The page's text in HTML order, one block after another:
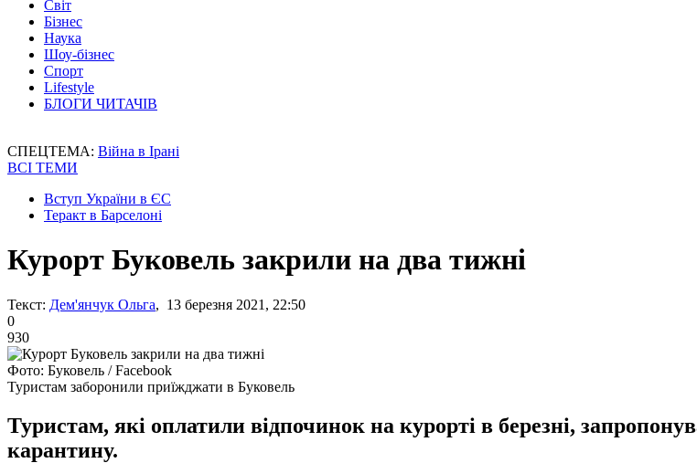
Світ
Бізнес
Наука
Шоу-бізнес
Спорт
Lifestyle
БЛОГИ ЧИТАЧІВ
СПЕЦТЕМА: Війна в Ірані
ВСІ ТЕМИ
Вступ України в ЄС
Теракт в Барселоні
Курорт Буковель закрили на два тижні
Текст: Дем'янчук Ольга, 13 березня 2021, 22:50
0
930
Фото: Буковель / Facebook
Туристам заборонили приїжджати в Буковель
Туристам, які оплатили відпочинок на курорті в березні,
карантину.